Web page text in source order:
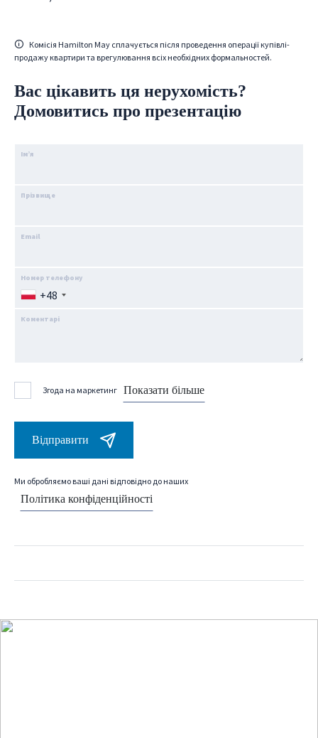
Комісія Hamilton May сплачується після проведення операції купівлі-
продажу квартири та врегулювання всіх необхідних формальностей.
Вас цікавить ця нерухомість?
Домовитись про презентацію
Ім’я
Прізвище
Email
Номер телефону
+48
Коментарі
Згода на маркетинг Показати більше
Відправити
Ми обробляємо ваші дані відповідно до наших
Політика конфіденційності